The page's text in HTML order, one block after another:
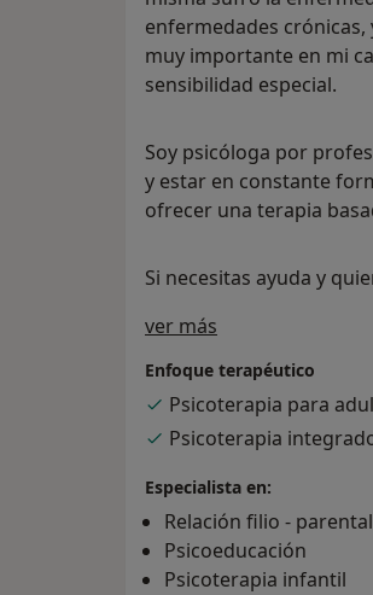
enfermedades
muy importante en mi
sensibilidad especial.
Soy psicóloga por
y estar en constante
ofrecer una terapia
Si necesitas ayuda y
ver más
Enfoque terapéutico
Psicoterapia para
Psicoterapia
Especialista en:
Relación filio - parental
Psicoeducación
Psicoterapia infantil